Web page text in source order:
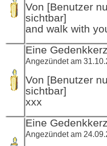
Von [Benutzer
sichtbar]
and walk with
Eine
Angezündet am
Von [Benutzer
sichtbar]
xxx
Eine
Angezündet am